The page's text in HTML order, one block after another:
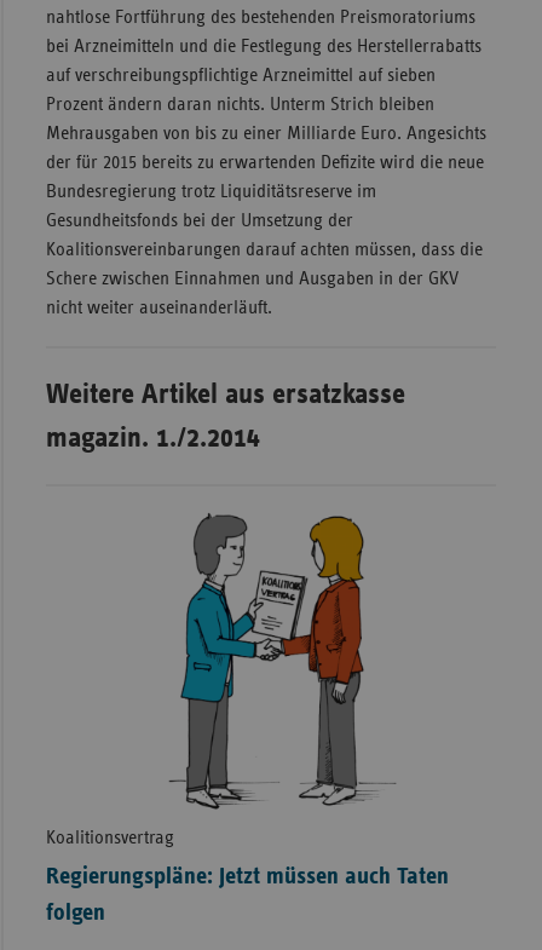
nahtlose Fortführung des bestehenden Preismoratoriums
bei Arzneimitteln und die Festlegung des Herstellerrabatts
auf verschreibungspflichtige Arzneimittel auf sieben
Prozent ändern daran nichts. Unterm Strich bleiben
Mehrausgaben von bis zu einer Milliarde Euro. Angesichts
der für 2015 bereits zu erwartenden Defizite wird die neue
Bundesregierung trotz Liquiditätsreserve im
Gesundheitsfonds bei der Umsetzung der
Koalitionsvereinbarungen darauf achten müssen, dass die
Schere zwischen Einnahmen und Ausgaben in der GKV
nicht weiter auseinanderläuft.
Weitere Artikel aus ersatzkasse
magazin. 1./2.2014
Koalitionsvertrag
Regierungspläne: Jetzt müssen auch Taten
folgen